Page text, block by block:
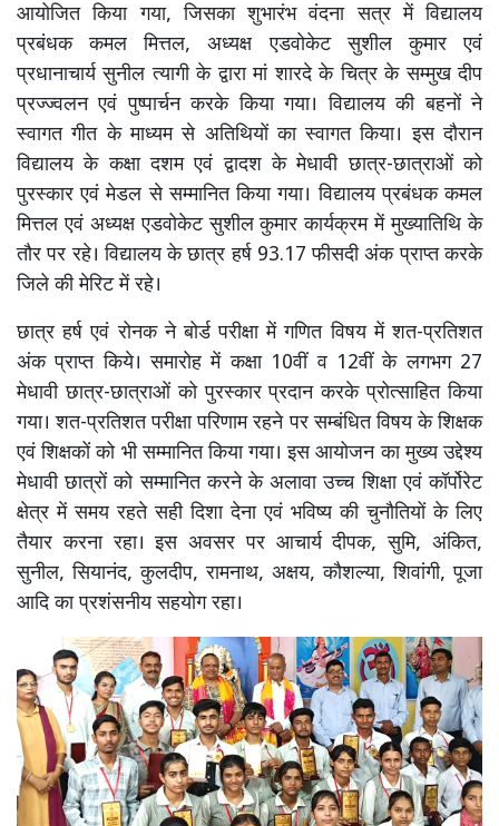
आयोजित किया गया, जिसका शुभारंभ वंदना सत्र में विद्यालय
प्रबंधक कमल मित्तल, अध्यक्ष एडवोकेट सुशील कुमार एवं
प्रधानाचार्य सुनील त्यागी के द्वारा मां शारदे के चित्र के सम्मुख दीप
प्रज्ज्वलन एवं पुष्पार्चन करके किया गया। विद्यालय की बहनों ने
स्वागत गीत के माध्यम से अतिथियों का स्वागत किया। इस दौरान
विद्यालय के कक्षा दशम एवं द्वादश के मेधावी छात्र-छात्राओं को
पुरस्कार एवं मेडल से सम्मानित किया गया। विद्यालय प्रबंधक कमल
मित्तल एवं अध्यक्ष एडवोकेट सुशील कुमार कार्यक्रम में मुख्यातिथि के
तौर पर रहे। विद्यालय के छात्र हर्ष 93.17 फीसदी अंक प्राप्त करके
जिले की मेरिट में रहे।
छात्र हर्ष एवं रोनक ने बोर्ड परीक्षा में गणित विषय में शत-प्रतिशत
अंक प्राप्त किये। समारोह में कक्षा 10वीं व 12वीं के लगभग 27
मेधावी छात्र-छात्राओं को पुरस्कार प्रदान करके प्रोत्साहित किया
गया। शत-प्रतिशत परीक्षा परिणाम रहने पर सम्बंधित विषय के शिक्षक
एवं शिक्षकों को भी सम्मानित किया गया। इस आयोजन का मुख्य उद्देश्य
मेधावी छात्रों को सम्मानित करने के अलावा उच्च शिक्षा एवं कॉर्पोरेट
क्षेत्र में समय रहते सही दिशा देना एवं भविष्य की चुनौतियों के लिए
तैयार करना रहा। इस अवसर पर आचार्य दीपक, सुमि, अंकित,
सुनील, सियानंद, कुलदीप, रामनाथ, अक्षय, कौशल्या, शिवांगी, पूजा
आदि का प्रशंसनीय सहयोग रहा।